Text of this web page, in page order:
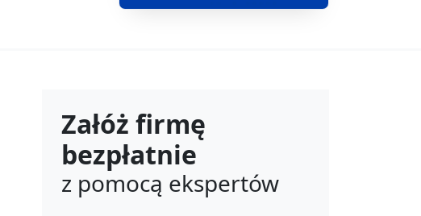
Załóż firmę
bezpłatnie
z pomocą ekspertów